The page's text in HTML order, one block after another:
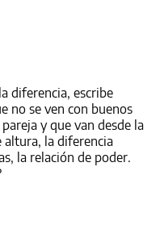
diferencia, escribe
no se ven con buenos
y que van desde la
altura, la diferencia
la relación de poder.